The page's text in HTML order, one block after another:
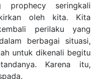
prophecy seringkali
oleh kita. Kita
perilaku yang
berbagai situasi,
untuk dikenali begitu
Karena itu,